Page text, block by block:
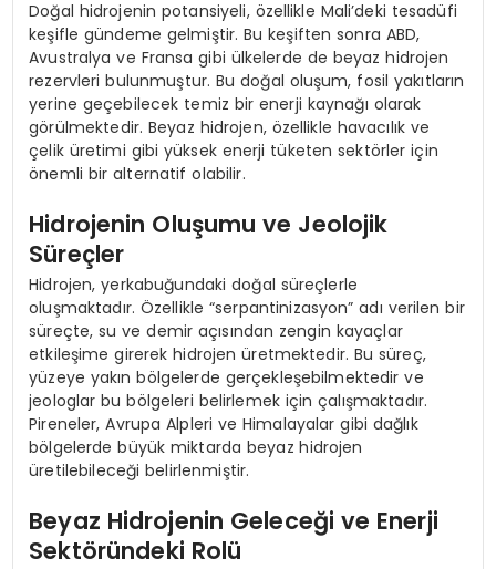
Doğal hidrojenin potansiyeli, özellikle Mali’deki tesadüfi
keşifle gündeme gelmiştir. Bu keşiften sonra ABD,
Avustralya ve Fransa gibi ülkelerde de beyaz hidrojen
rezervleri bulunmuştur. Bu doğal oluşum, fosil yakıtların
yerine geçebilecek temiz bir enerji kaynağı olarak
görülmektedir. Beyaz hidrojen, özellikle havacılık ve
çelik üretimi gibi yüksek enerji tüketen sektörler için
önemli bir alternatif olabilir.
Hidrojenin Oluşumu ve Jeolojik
Süreçler
Hidrojen, yerkabuğundaki doğal süreçlerle
oluşmaktadır. Özellikle “serpantinizasyon” adı verilen bir
süreçte, su ve demir açısından zengin kayaçlar
etkileşime girerek hidrojen üretmektedir. Bu süreç,
yüzeye yakın bölgelerde gerçekleşebilmektedir ve
jeologlar bu bölgeleri belirlemek için çalışmaktadır.
Pireneler, Avrupa Alpleri ve Himalayalar gibi dağlık
bölgelerde büyük miktarda beyaz hidrojen
üretilebileceği belirlenmiştir.
Beyaz Hidrojenin Geleceği ve Enerji
Sektöründeki Rolü